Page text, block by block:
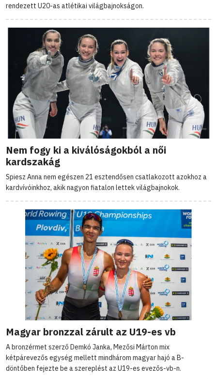
rendezett U20-as atlétikai világbajnokságon.
Nem fogy ki a kiválóságokból a női
kardszakág
Spiesz Anna nem egészen 21 esztendősen csatlakozott azokhoz a
kardvívóinkhoz, akik nagyon fiatalon lettek világbajnokok.
Magyar bronzzal zárult az U19-es vb
A bronzérmet szerző Demkó Janka, Mezősi Márton mix
kétpárevezős egység mellett mindhárom magyar hajó a B-
döntőben fejezte be a szereplést az U19-es evezős-vb-n.